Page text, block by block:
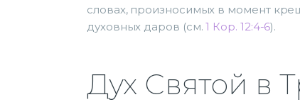
словах, произносимых в момент
духовных даров (см.1 Кор. 12:4-6).
Дух Святой в